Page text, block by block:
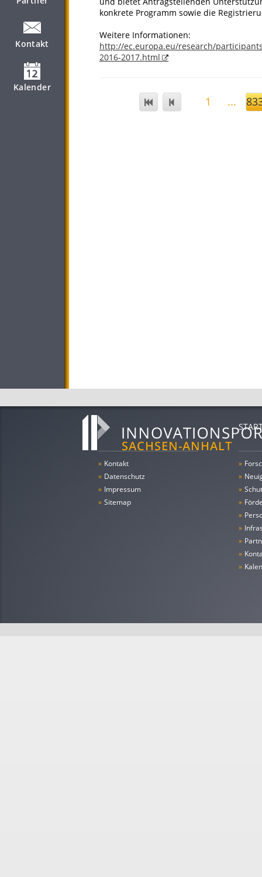
Kontakt
Kalender
konkrete Programm sowie die
Weitere Informationen:
http://ec.europa.eu/research/
2016-2017.html
1 ...
» Kontakt
» Datenschutz
» Impressum
» Sitemap
»
»
»
»
»
»
»
»
»